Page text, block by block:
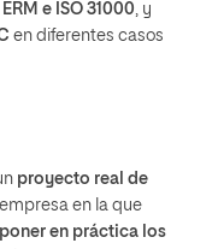
e ISO 31000, y
en diferentes casos
proyecto real de
en la que
poner en práctica los